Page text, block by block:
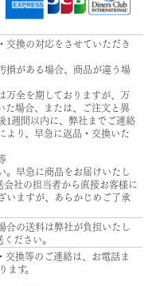
交換の対応をさせていただき
損がある場合、商品が違う場
万全を期しておりますが、万
た場合、または、ご注文と異
1週間以内に、弊社までご連絡
より、早急に返品・交換いた
。早急に商品をお届けいたし
会社の担当者から直接お客様に
いますが、あらかじめご了承
合の送料は弊社が負担いたし
ださい。
交換等のご連絡は、お電話ま
す。